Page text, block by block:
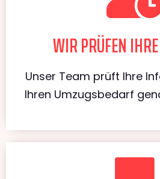
WIR PRÜFEN
Unser Team prüft Ihre
Ihren Umzugsbedarf